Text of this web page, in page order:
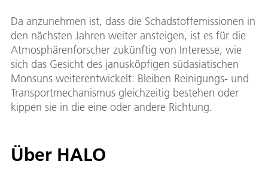
Da anzunehmen ist, dass die Schadstoffemissionen in
den nächsten Jahren weiter ansteigen, ist es für die
Atmosphärenforscher zukünftig von Interesse, wie
sich das Gesicht des janusköpfigen südasiatischen
Monsuns weiterentwickelt: Bleiben Reinigungs- und
Transportmechanismus gleichzeitig bestehen oder
kippen sie in die eine oder andere Richtung.
Über HALO